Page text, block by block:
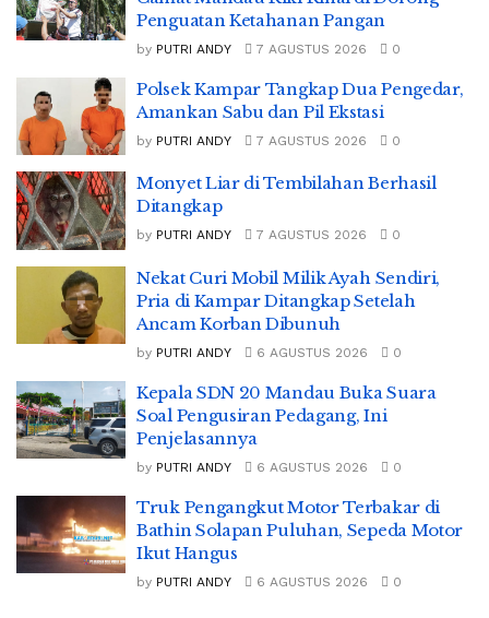
Penguatan Ketahanan Pangan
by PUTRI ANDY 7 AGUSTUS 2026 0
Polsek Kampar Tangkap Dua Pengedar,
Amankan Sabu dan Pil Ekstasi
by PUTRI ANDY 7 AGUSTUS 2026 0
Monyet Liar di Tembilahan Berhasil
Ditangkap
by PUTRI ANDY 7 AGUSTUS 2026 0
Nekat Curi Mobil Milik Ayah Sendiri,
Pria di Kampar Ditangkap Setelah
Ancam Korban Dibunuh
by PUTRI ANDY 6 AGUSTUS 2026 0
Kepala SDN 20 Mandau Buka Suara
Soal Pengusiran Pedagang, Ini
Penjelasannya
by PUTRI ANDY 6 AGUSTUS 2026 0
Truk Pengangkut Motor Terbakar di
Bathin Solapan Puluhan, Sepeda Motor
Ikut Hangus
by PUTRI ANDY 6 AGUSTUS 2026 0